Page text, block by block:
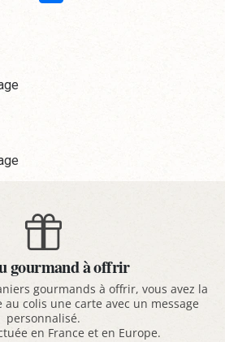
gourmand à offrir
gourmands à offrir, vous avez la
colis une carte avec un message
personnalisé.
en France et en Europe.